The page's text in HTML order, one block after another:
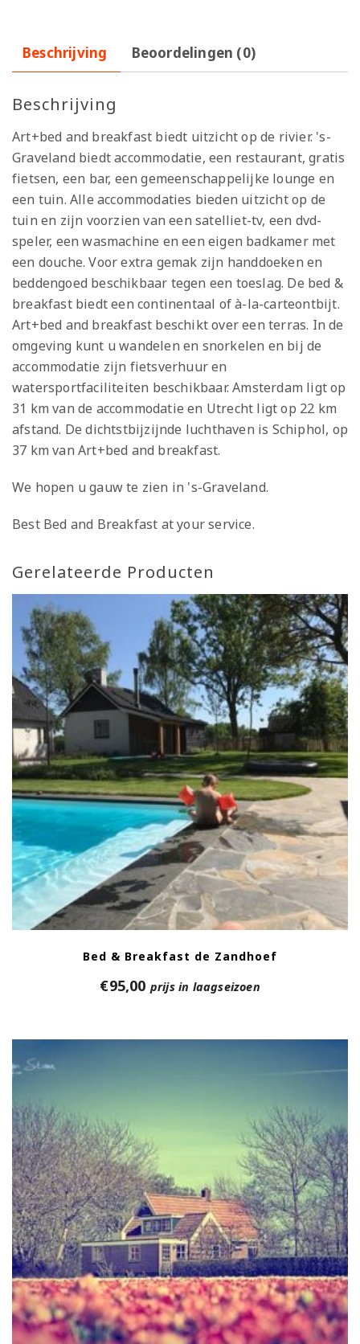
Beschrijving Beoordelingen (0)
Beschrijving
Art+bed and breakfast biedt uitzicht op de rivier. 's-
Graveland biedt accommodatie, een restaurant, gratis
fietsen, een bar, een gemeenschappelijke lounge en
een tuin. Alle accommodaties bieden uitzicht op de
tuin en zijn voorzien van een satelliet-tv, een dvd-
speler, een wasmachine en een eigen badkamer met
een douche. Voor extra gemak zijn handdoeken en
beddengoed beschikbaar tegen een toeslag. De bed &
breakfast biedt een continentaal of à-la-carteontbijt.
Art+bed and breakfast beschikt over een terras. In de
omgeving kunt u wandelen en snorkelen en bij de
accommodatie zijn fietsverhuur en
watersportfaciliteiten beschikbaar. Amsterdam ligt op
31 km van de accommodatie en Utrecht ligt op 22 km
afstand. De dichtstbijzijnde luchthaven is Schiphol, op
37 km van Art+bed and breakfast.
We hopen u gauw te zien in 's-Graveland.
Best Bed and Breakfast at your service.
Gerelateerde Producten
Bed & Breakfast de Zandhoef
€95,00 prijs in laagseizoen